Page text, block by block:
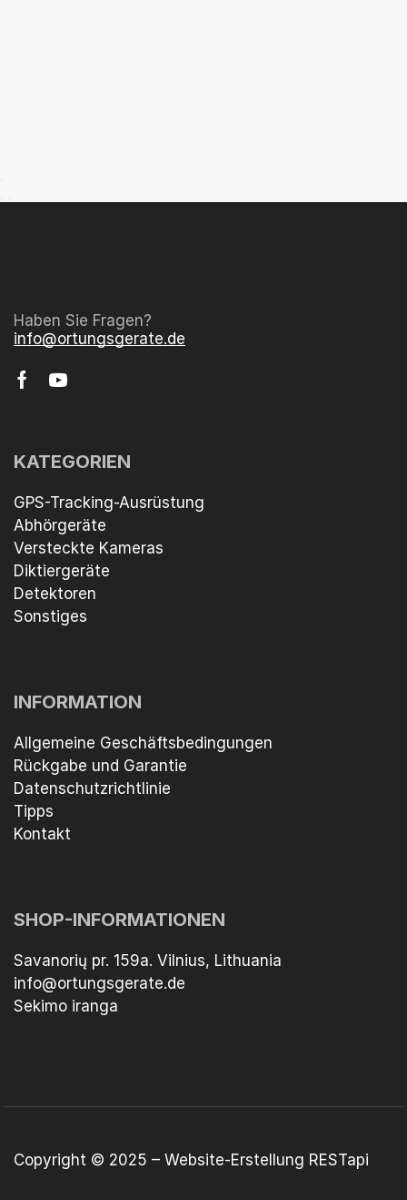
Haben Sie Fragen?
info@ortungsgerate.de
KATEGORIEN
GPS-Tracking-Ausrüstung
Abhörgeräte
Versteckte Kameras
Diktiergeräte
Detektoren
Sonstiges
INFORMATION
Allgemeine Geschäftsbedingungen
Rückgabe und Garantie
Datenschutzrichtlinie
Tipps
Kontakt
SHOP-INFORMATIONEN
Savanorių pr. 159a. Vilnius, Lithuania
info@ortungsgerate.de
Sekimo iranga
Copyright © 2025 – Website-Erstellung RESTapi